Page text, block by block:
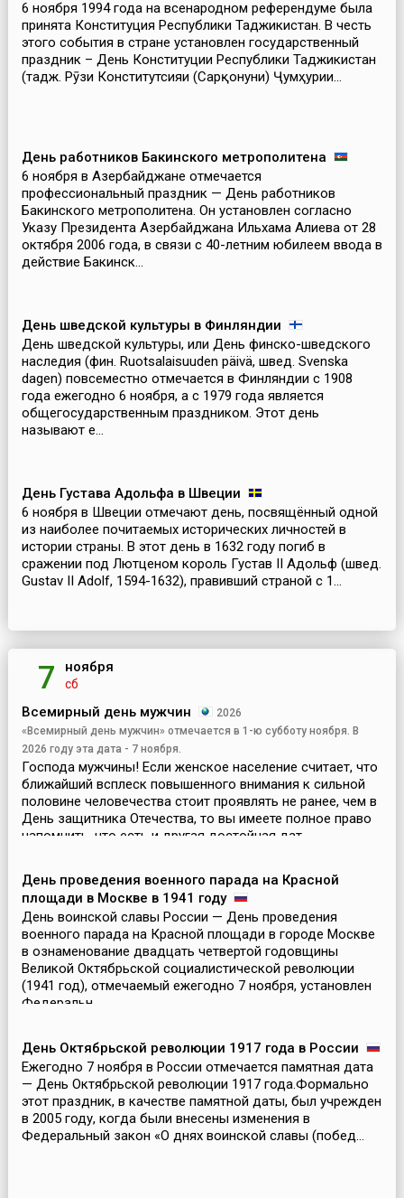
6 ноября 1994 года на всенародном референдуме была
принята Конституция Республики Таджикистан. В честь
этого события в стране установлен государственный
праздник – День Конституции Республики Таджикистан
(тадж. Рӯзи Конститутсияи (Сарқонуни) Ҷумҳурии...
День работников Бакинского метрополитена
6 ноября в Азербайджане отмечается
профессиональный праздник — День работников
Бакинского метрополитена. Он установлен согласно
Указу Президента Азербайджана Ильхама Алиева от 28
октября 2006 года, в связи с 40-летним юбилеем ввода в
действие Бакинск...
День шведской культуры в Финляндии
День шведской культуры, или День финско-шведского
наследия (фин. Ruotsalaisuuden päivä, швед. Svenska
dagen) повсеместно отмечается в Финляндии с 1908
года ежегодно 6 ноября, а с 1979 года является
общегосударственным праздником. Этот день
называют е...
День Густава Адольфа в Швеции
6 ноября в Швеции отмечают день, посвящённый одной
из наиболее почитаемых исторических личностей в
истории страны. В этот день в 1632 году погиб в
сражении под Лютценом король Густав II Адольф (швед.
Gustav II Adolf, 1594-1632), правивший страной с 1...
7 ноября
сб
Всемирный день мужчин
2026
«Всемирный день мужчин» отмечается в 1-ю субботу ноября. В
2026 году эта дата - 7 ноября.
Господа мужчины! Если женское население считает, что
ближайший всплеск повышенного внимания к сильной
половине человечества стоит проявлять не ранее, чем в
День защитника Отечества, то вы имеете полное право
напомнить, что есть и другая достойная дат...
День проведения военного парада на Красной
площади в Москве в 1941 году
День воинской славы России — День проведения
военного парада на Красной площади в городе Москве
в ознаменование двадцать четвертой годовщины
Великой Октябрьской социалистической революции
(1941 год), отмечаемый ежегодно 7 ноября, установлен
Федеральн...
День Октябрьской революции 1917 года в России
Ежегодно 7 ноября в России отмечается памятная дата
— День Октябрьской революции 1917 года.Формально
этот праздник, в качестве памятной даты, был учрежден
в 2005 году, когда были внесены изменения в
Федеральный закон «О днях воинской славы (побед...